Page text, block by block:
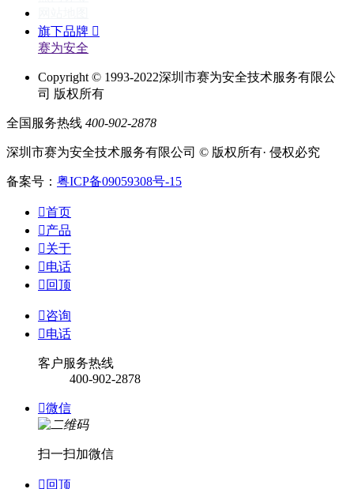
旗下品牌 
赛为安全
Copyright © 1993-2022深圳市赛为安全技术服务有限公
司 版权所有
全国服务热线 400-902-2878
深圳市赛为安全技术服务有限公司 © 版权所有· 侵权必究
备案号： 粤ICP备09059308号-15
首页
产品
关于
电话
 回顶
咨询
电话
客户服务热线
400-902-2878
微信
扫一扫加微信
 回顶